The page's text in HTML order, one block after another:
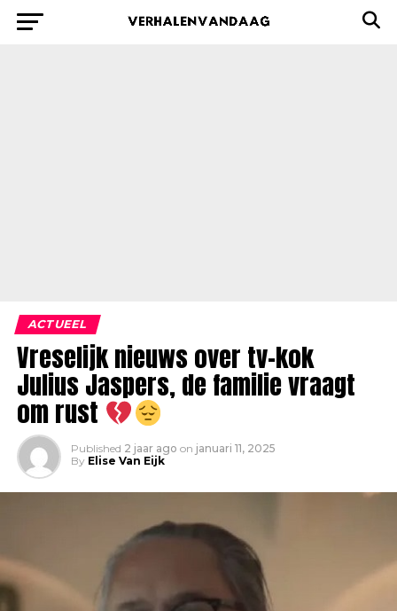
ACTUEEL
Vreselijk nieuws over tv-kok
Julius Jaspers, de familie vraagt
om rust
Published 2 jaar ago on januari 11, 2025
By Elise Van Eijk